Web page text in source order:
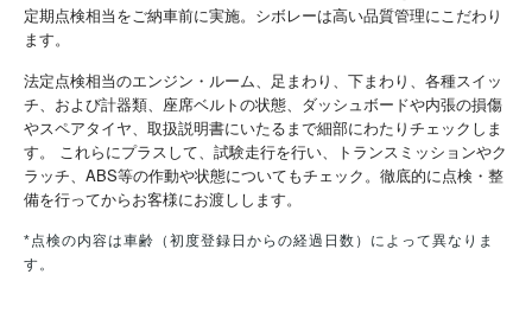
定期点検相当をご納車前に実施。シボレーは高い品質管理にこだわり
ます。
法定点検相当のエンジン・ルーム、足まわり、下まわり、各種スイッ
チ、および計器類、座席ベルトの状態、ダッシュボードや内張の損傷
やスペアタイヤ、取扱説明書にいたるまで細部にわたりチェックしま
す。 これらにプラスして、試験走行を行い、トランスミッションやク
ラッチ、ABS等の作動や状態についてもチェック。徹底的に点検・整
備を行ってからお客様にお渡しします。
*点検の内容は車齢（初度登録日からの経過日数）によって異なりま
す。